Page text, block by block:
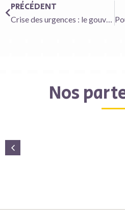
PRÉCÉDENT
Crise des urgences : le gouvernement retient « toutes les propositions » de la « mission flash »
Nos